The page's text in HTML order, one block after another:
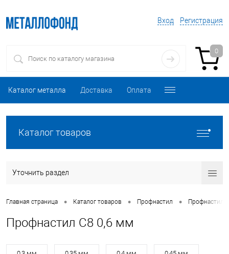
Вход Регистрация
0
Каталог металла Доставка Оплата
Каталог товаров
Уточнить раздел
Главная страница • Каталог товаров • Профнастил • Профнастил
Профнастил С8 0,6 мм